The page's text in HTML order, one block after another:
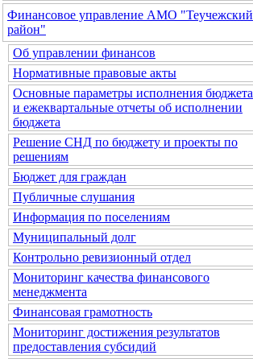
Финансовое управление АМО "Теучежский
район"
Об управлении финансов
Нормативные правовые акты
Основные параметры исполнения бюджета
и ежеквартальные отчеты об исполнении
бюджета
Решение СНД по бюджету и проекты по
решениям
Бюджет для граждан
Публичные слушания
Информация по поселениям
Муниципальный долг
Контрольно ревизионный отдел
Мониторинг качества финансового
менеджмента
Финансовая грамотность
Мониторинг достижения результатов
предоставления субсидий